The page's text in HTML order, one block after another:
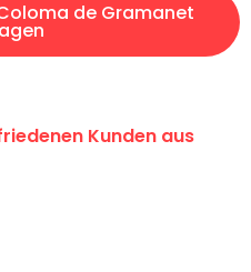
de Gramanet
Kunden aus